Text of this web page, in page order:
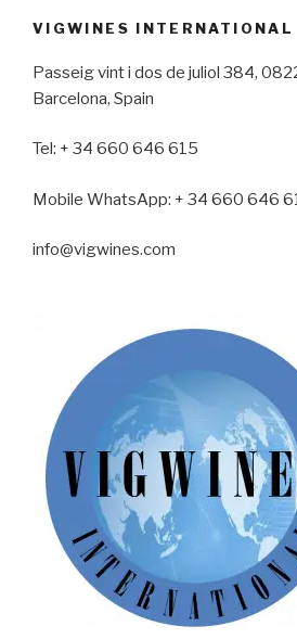
VIGWINES INTERNATIONAL
Passeig vint i dos de juliol 384,
Barcelona, Spain
Tel: + 34 660 646 615
Mobile WhatsApp: + 34 660 646
info@vigwines.com